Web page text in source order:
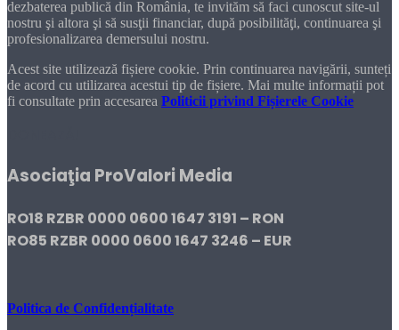
dezbaterea publică din România, te invităm să faci cunoscut site-ul
nostru şi altora şi să susţii financiar, după posibilităţi, continuarea şi
profesionalizarea demersului nostru.
Acest site utilizează fișiere cookie. Prin continuarea navigării, sunteți
de acord cu utilizarea acestui tip de fișiere. Mai multe informații pot
fi consultate prin accesarea Politicii privind Fișierele Cookie
Asociaţia ProValori Media
RO18 RZBR 0000 0600 1647 3191 – RON
RO85 RZBR 0000 0600 1647 3246 – EUR
Politica de Confidențialitate